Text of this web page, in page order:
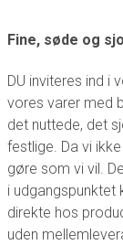
Fine, søde og
DU inviteres ind i
vores varer med
det nuttede, det
festlige. Da vi
gøre som vi vil.
i udgangspunktet
direkte hos
uden